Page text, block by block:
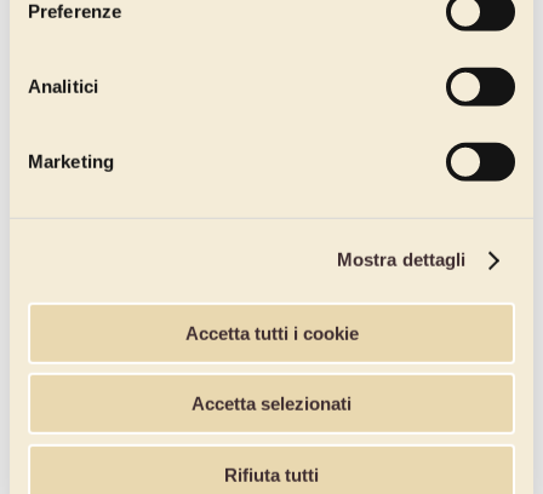
Preferenze
Analitici
Marketing
Mostra dettagli
Accetta tutti i cookie
Accetta selezionati
Rifiuta tutti